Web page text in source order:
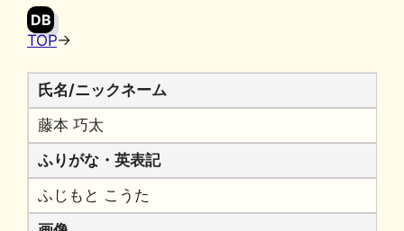
DB
TOP→
氏名/ニックネーム
藤本 巧太
ふりがな・英表記
ふじもと こうた